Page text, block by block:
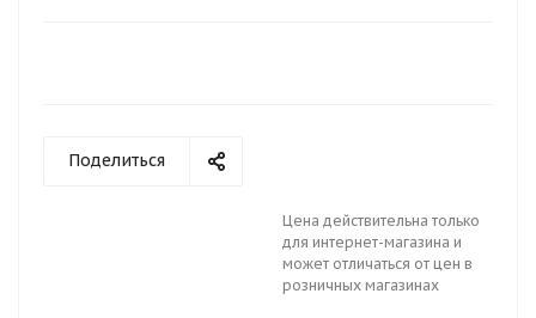
Поделиться
Цена действительна только
для интернет-магазина и
может отличаться от цен в
розничных магазинах